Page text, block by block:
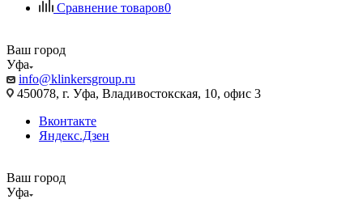
Сравнение товаров0
Ваш город
Уфа
info@klinkersgroup.ru
450078, г. Уфа, Владивостокская, 10, офис 3
Вконтакте
Яндекс.Дзен
Ваш город
Уфа